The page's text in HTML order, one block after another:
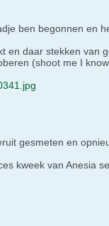
ben begonnen en
en daar stekken van
(shoot me I
gesmeten en
kweek van Anesia